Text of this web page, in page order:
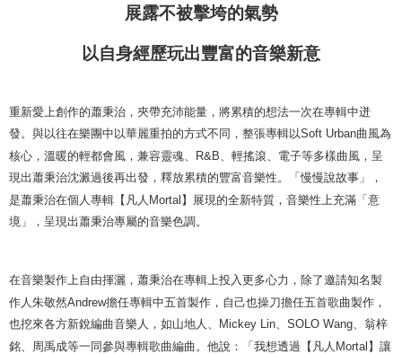
展露不被擊垮的氣勢
以自身經歷玩出豐富的音樂新意
重新愛上創作的蕭秉治，夾帶充沛能量，將累積的想法一次在專輯中迸
發。與以往在樂團中以華麗重拍的方式不同，整張專輯以Soft Urban曲風為
核心，溫暖的輕都會風，兼容靈魂、 R&B 、輕搖滾、電子等多樣曲風，呈
現出蕭秉治沈澱過後再出發，釋放累積的豐富音樂性。「慢慢說故事」，
是蕭秉治在個人專輯【凡人 Mortal】展現的全新特質，音樂性上充滿「意
境」，呈現出蕭秉治專屬的音樂色調。
在音樂製作上自由揮灑，蕭秉治在專輯上投入更多心力，除了邀請知名製
作人朱敬然Andrew擔任專輯中五首製作，自己也操刀擔任五首歌曲製作，
也挖來各方新銳編曲音樂人，如山地人、 Mickey Lin SOLO Wang 、翁梓
銘、周禹成等一同參與專輯歌曲編曲。他說：「我想透過【凡人 Mortal】讓